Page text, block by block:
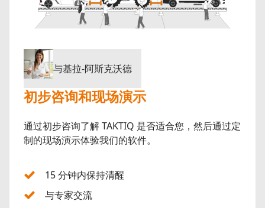
与基拉-阿斯克沃德
初步咨询和现场演示
通过初步咨询了解 TAKTIQ 是否适合您，然后通过定
制的现场演示体验我们的软件。
15 分钟内保持清醒
与专家交流